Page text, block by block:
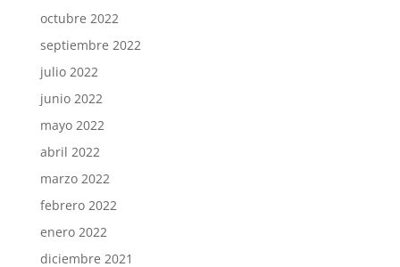
octubre 2022
septiembre 2022
julio 2022
junio 2022
mayo 2022
abril 2022
marzo 2022
febrero 2022
enero 2022
diciembre 2021